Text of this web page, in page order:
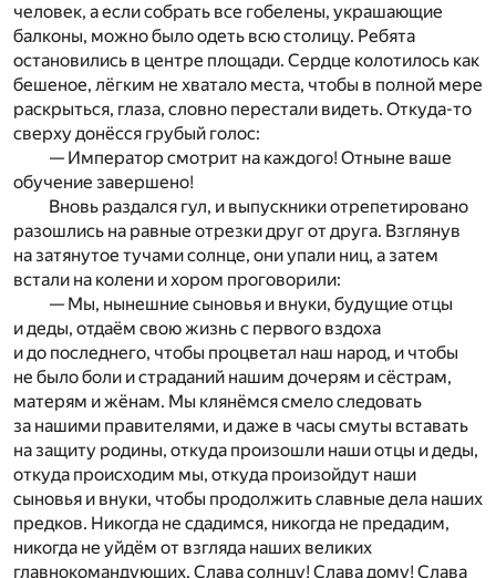
человек, а если собрать все гобелены, украшающие
балконы, можно было одеть всю столицу. Ребята
остановились в центре площади. Сердце колотилось как
бешеное, лёгким не хватало места, чтобы в полной мере
раскрыться, глаза, словно перестали видеть. Откуда-то
сверху донёсся грубый голос:
— Император смотрит на каждого! Отныне ваше
обучение завершено!
Вновь раздался гул, и выпускники отрепетировано
разошлись на равные отрезки друг от друга. Взглянув
на затянутое тучами солнце, они упали ниц, а затем
встали на колени и хором проговорили:
— Мы, нынешние сыновья и внуки, будущие отцы
и деды, отдаём свою жизнь с первого вздоха
и до последнего, чтобы процветал наш народ, и чтобы
не было боли и страданий нашим дочерям и сёстрам,
матерям и жёнам. Мы клянёмся смело следовать
за нашими правителями, и даже в часы смуты вставать
на защиту родины, откуда произошли наши отцы и деды,
откуда происходим мы, откуда произойдут наши
сыновья и внуки, чтобы продолжить славные дела наших
предков. Никогда не сдадимся, никогда не предадим,
никогда не уйдём от взгляда наших великих
главнокомандующих. Слава солнцу! Слава дому! Слава